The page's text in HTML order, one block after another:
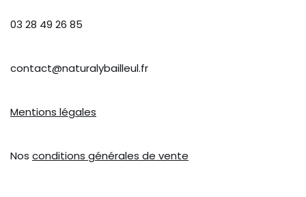
03 28 49 26 85
contact@naturalybailleul.fr
Mentions légales
Nos conditions générales de vente